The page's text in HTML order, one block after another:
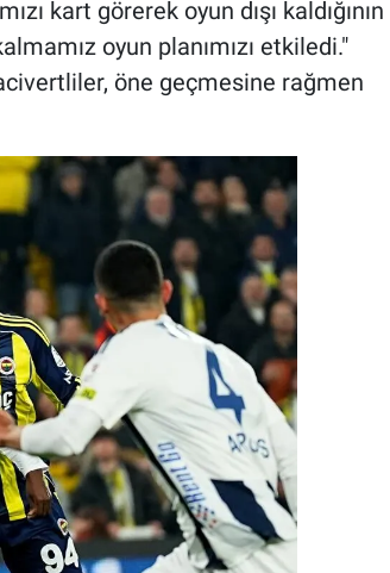
kart görerek oyun dışı kaldığının
oyun planımızı etkiledi."
öne geçmesine rağmen